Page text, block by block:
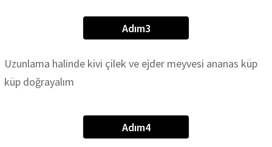
Adım3
Uzunlama halinde kivi çilek ve ejder meyvesi ananas küp
küp doğrayalım
Adım4